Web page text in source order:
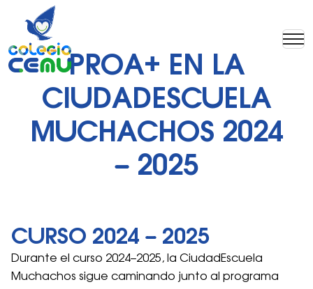
PROA+ EN LA
CIUDADESCUELA
MUCHACHOS 2024
– 2025
CURSO 2024 – 2025
Durante el curso 2024–2025, la CiudadEscuela
Muchachos sigue caminando junto al programa